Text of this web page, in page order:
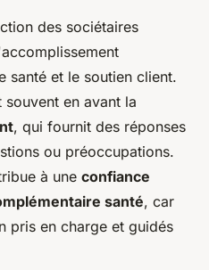
des sociétaires
santé et le soutien client.
souvent en avant la
, qui fournit des réponses
ou préoccupations.
à une confiance
santé, car
pris en charge et guidés